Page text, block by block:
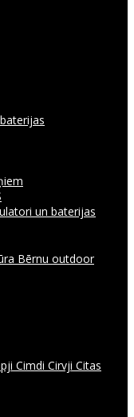
un baterijas
Bērnu outdoor
Cimdi Cirvji Citas